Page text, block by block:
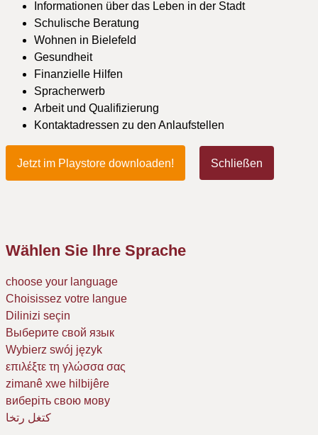
Informationen über das Leben in der Stadt
Schulische Beratung
Wohnen in Bielefeld
Gesundheit
Finanzielle Hilfen
Spracherwerb
Arbeit und Qualifizierung
Kontaktadressen zu den Anlaufstellen
Jetzt im Playstore downloaden! Schließen
Wählen Sie Ihre Sprache
choose your language
Choisissez votre langue
Dilinizi seçin
Выберите свой язык
Wybierz swój język
επιλέξτε τη γλώσσα σας
zimanê xwe hilbijêre
виберіть свою мову
كتغل رتخا